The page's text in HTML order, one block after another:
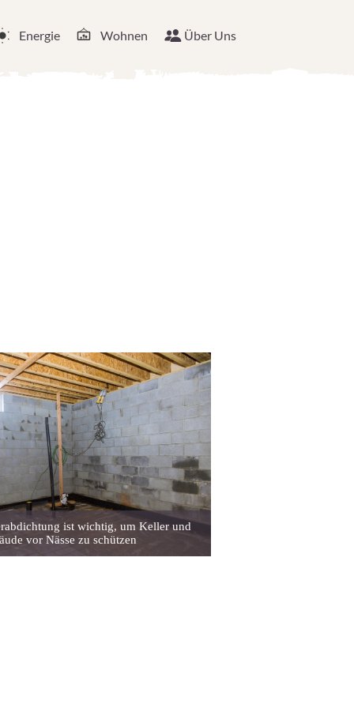
Energie Wohnen Über Uns
ist wichtig, um Keller und
vor Nässe zu schützen